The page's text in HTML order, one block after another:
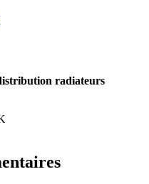
radiateurs